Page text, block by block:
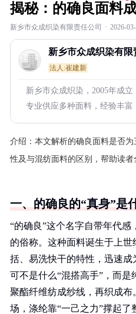
揭秘：的确良面料
新乡市众成织染有限责任公司 · 2026-
新乡市众成织染有限
法人:崔建新
新乡市众成织染，2005年成立
专业供应多种面料，经验丰富
介绍： 本文解析的确良面料是否
性及与混纺面料的区别，帮助读者
一、的确良的“真身”是
“的确良”这个名字自带年代感
的俗称。这种面料诞生于上世
括、易洗快干的特性，迅速成
可不是什么“混搭高手”，而
聚酯纤维纺成纱线，再织成
场，涤纶靠“一己之力”撑起了